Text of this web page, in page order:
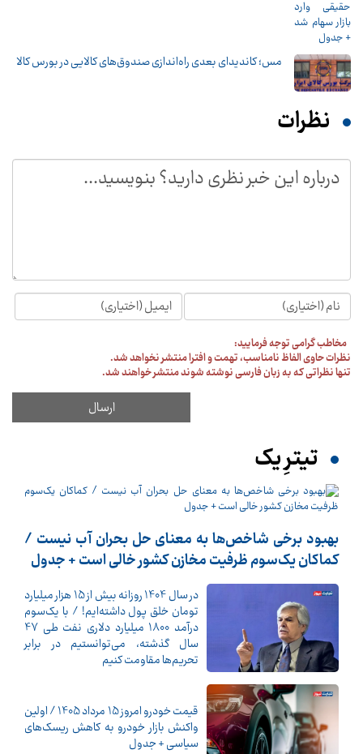
مس؛ کاندیدای بعدی راه‌اندازی صندوق‌های کالایی در بورس کالا
نظرات
مخاطب گرامی توجه فرمایید:
نظرات حاوی الفاظ نامناسب، تهمت و افترا منتشر نخواهد شد.
تنها نظراتی که به زبان فارسی نوشته شوند منتشر خواهند شد.
تیترِ یک
بهبود برخی شاخص‌ها به معنای حل بحران آب نیست /
کماکان یک‌سوم ظرفیت مخازن کشور خالی است + جدول
در سال 1404 روزانه بیش از 15 هزار میلیارد
تومان خلق پول داشته‌ایم! / با یک‌سوم
درآمد 1800 میلیارد دلاری نفت طی 47
سال گذشته، می‌توانستیم در برابر
تحریم‌ها مقاومت کنیم
قیمت خودرو امروز 15 مرداد 1405 / اولین
واکنش بازار خودرو به کاهش ریسک‌های
سیاسی + جدول